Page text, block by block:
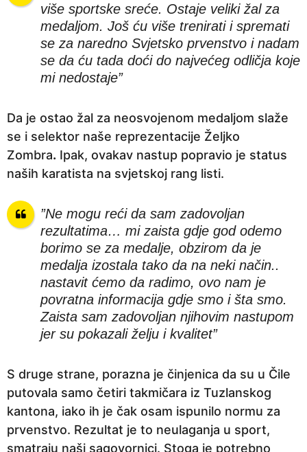
više sportske sreće. Ostaje veliki žal za
medaljom. Još ću više trenirati i spremati
se za naredno Svjetsko prvenstvo i nadam
se da ću tada doći do najvećeg odličja koje
mi nedostaje”
Da je ostao žal za neosvojenom medaljom slaže
se i selektor naše reprezentacije Željko
Zombra. Ipak, ovakav nastup popravio je status
naših karatista na svjetskoj rang listi.
”Ne mogu reći da sam zadovoljan
rezultatima… mi zaista gdje god odemo
borimo se za medalje, obzirom da je
medalja izostala tako da na neki način..
nastavit ćemo da radimo, ovo nam je
povratna informacija gdje smo i šta smo.
Zaista sam zadovoljan njihovim nastupom
jer su pokazali želju i kvalitet”
S druge strane, porazna je činjenica da su u Čile
putovala samo četiri takmičara iz Tuzlanskog
kantona, iako ih je čak osam ispunilo normu za
prvenstvo. Rezultat je to neulaganja u sport,
smatraju naši sagovornici. Stoga je potrebno